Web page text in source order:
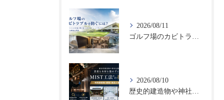
2026/08/11
2026/08/10